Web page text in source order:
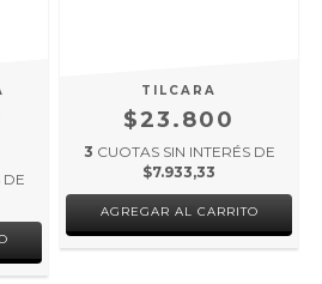
DE
TILCARA
$23.800
3 CUOTAS SIN INTERÉS DE
$7.933,33
AGREGAR AL CARRITO